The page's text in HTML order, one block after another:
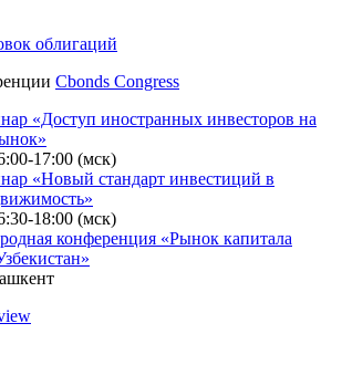
облигаций
Cbonds Congress
«Доступ иностранных инвесторов на
17:00 (мск)
«Новый стандарт инвестиций в
конференция «Рынок капитала